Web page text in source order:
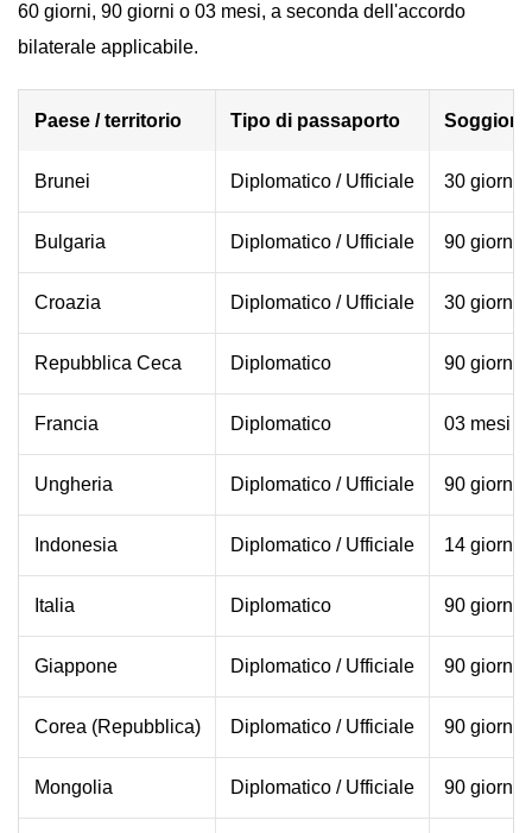
60 giorni, 90 giorni o 03 mesi, a seconda dell'accordo
bilaterale applicabile.
Paese / territorio Tipo di passaporto
Brunei Diplomatico / Ufficiale 30 giorni
Bulgaria Diplomatico / Ufficiale 90 giorni
Croazia Diplomatico / Ufficiale 30 giorni
Repubblica Ceca Diplomatico 90 giorni
Francia Diplomatico 03 mesi
Ungheria Diplomatico / Ufficiale 90 giorni
Indonesia Diplomatico / Ufficiale 14 giorni
Italia Diplomatico 90 giorni
Giappone Diplomatico / Ufficiale 90 giorni
Corea (Repubblica) Diplomatico / Ufficiale 90 giorni
Mongolia Diplomatico / Ufficiale 90 giorni